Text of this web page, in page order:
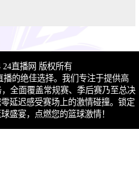
24直播网 版权所有
播的绝佳选择。我们专注于提供高
全面覆盖常规赛、季后赛乃至总决
延迟感受赛场上的激情碰撞。锁定
盛宴，点燃您的篮球激情！